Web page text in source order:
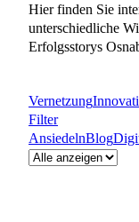
Hier finden Sie
unterschiedliche
Erfolgsstorys
Vernetzung
Filter
AnsiedelnBlog